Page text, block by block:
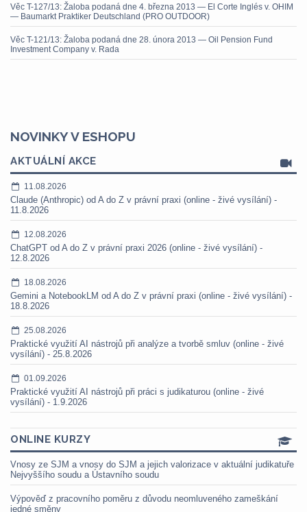
Věc T-127/13: Žaloba podaná dne 4. března 2013 — El Corte Inglés v. OHIM
— Baumarkt Praktiker Deutschland (PRO OUTDOOR)
Věc T-121/13: Žaloba podaná dne 28. února 2013 — Oil Pension Fund
Investment Company v. Rada
NOVINKY V ESHOPU
AKTUÁLNÍ AKCE
11.08.2026
Claude (Anthropic) od A do Z v právní praxi (online - živé vysílání) -
11.8.2026
12.08.2026
ChatGPT od A do Z v právní praxi 2026 (online - živé vysílání) -
12.8.2026
18.08.2026
Gemini a NotebookLM od A do Z v právní praxi (online - živé vysílání) -
18.8.2026
25.08.2026
Praktické využití AI nástrojů při analýze a tvorbě smluv (online - živé
vysílání) - 25.8.2026
01.09.2026
Praktické využití AI nástrojů při práci s judikaturou (online - živé
vysílání) - 1.9.2026
ONLINE KURZY
Vnosy ze SJM a vnosy do SJM a jejich valorizace v aktuální judikatuře
Nejvyššího soudu a Ústavního soudu
Výpověď z pracovního poměru z důvodu neomluveného zameškání
jedné směny